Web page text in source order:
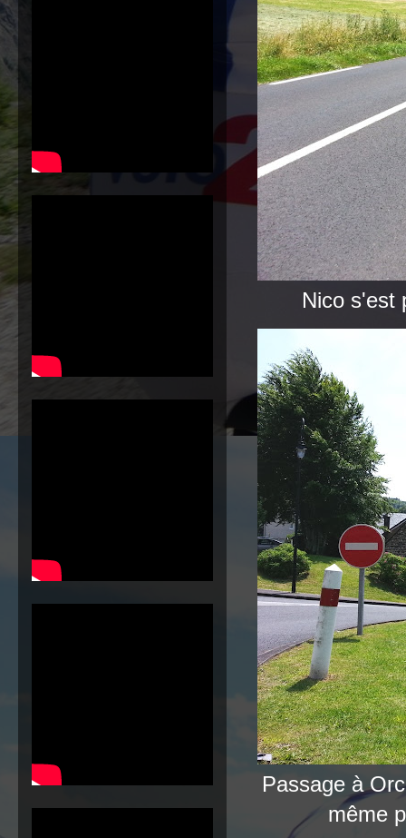
Nico s'est
Passage à
même